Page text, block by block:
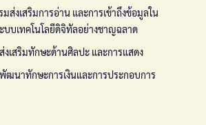
มส่งเสริมการอ่าน และการเข้าถึงข้อมูลใน
บบเทคโนโลยีดิจิทัลอย่างชาญฉลาด
งเสริมทักษะด้านศิลปะ และการแสดง
ฒนาทักษะการเงินและการประกอบการ